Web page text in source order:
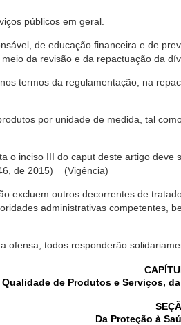
públicos em geral.
de educação financeira e de
meio da revisão e da repactuação
termos da regulamentação, na
por unidade de medida, tal
o inciso III do caput deste artigo
de 2015) (Vigência)
excluem outros decorrentes de
administrativas competentes,
ofensa, todos responderão
Qualidade de Produtos e Serviços,
Da Proteção à